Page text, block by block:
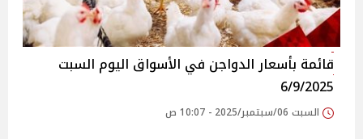
قائمة بأسعار الدواجن في الأسواق‎‎ اليوم السبت
6/9/2025
السبت 06/سبتمبر/2025 - 10:07 ص